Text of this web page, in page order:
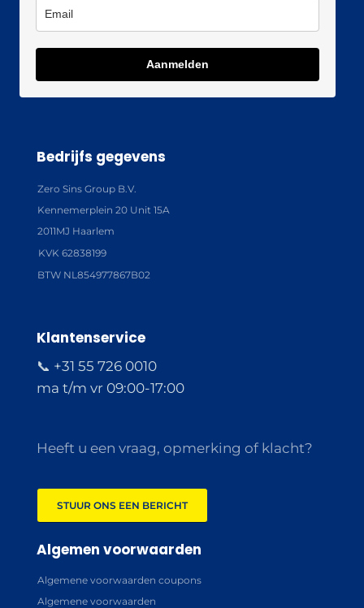
Aanmelden
Bedrijfs gegevens
Zero Sins Group B.V.
Kennemerplein 20 Unit 15A
2011MJ Haarlem
KVK 62838199
BTW NL854977867B02
Klantenservice
📞 +31 55 726 0010
ma t/m vr 09:00-17:00
Heeft u een vraag, opmerking of klacht?
STUUR ONS EEN BERICHT
Algemen voorwaarden
Algemene voorwaarden coupons
Algemene voorwaarden